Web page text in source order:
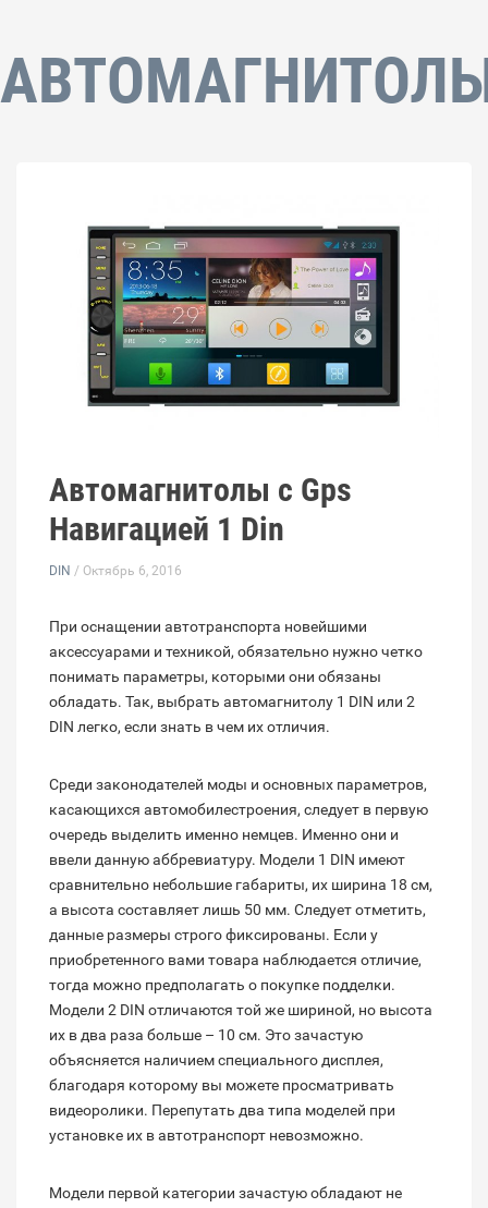
Автомагнитолы с Gps
Навигацией 1 Din
DIN / Октябрь 6, 2016
При оснащении автотранспорта новейшими
аксессуарами и техникой, обязательно нужно четко
понимать параметры, которыми они обязаны
обладать. Так, выбрать автомагнитолу 1 DIN или 2
DIN легко, если знать в чем их отличия.
Среди законодателей моды и основных параметров,
касающихся автомобилестроения, следует в первую
очередь выделить именно немцев. Именно они и
ввели данную аббревиатуру. Модели 1 DIN имеют
сравнительно небольшие габариты, их ширина 18 см,
а высота составляет лишь 50 мм. Следует отметить,
данные размеры строго фиксированы. Если у
приобретенного вами товара наблюдается отличие,
тогда можно предполагать о покупке подделки.
Модели 2 DIN отличаются той же шириной, но высота
их в два раза больше – 10 см. Это зачастую
объясняется наличием специального дисплея,
благодаря которому вы можете просматривать
видеоролики. Перепутать два типа моделей при
установке их в автотранспорт невозможно.
Модели первой категории зачастую обладают не